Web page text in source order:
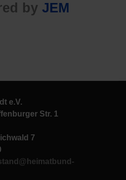
by JEM
e.V.
Str. 1
7